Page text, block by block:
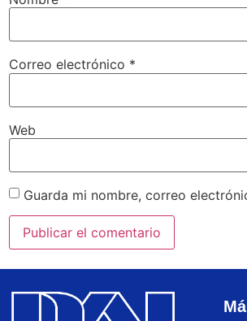
Correo electrónico *
Web
Guarda mi nombre, correo